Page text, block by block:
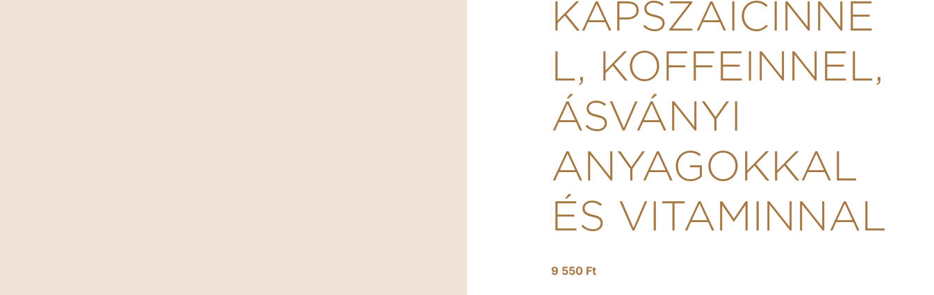
KAPSZAICINNE
L, KOFFEINNEL,
ÁSVÁNYI
ANYAGOKKAL
ÉS VITAMINNAL
9 550 Ft